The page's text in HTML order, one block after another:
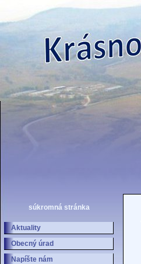
súkromná stránka
Aktuality
Obecný úrad
Napíšte nám